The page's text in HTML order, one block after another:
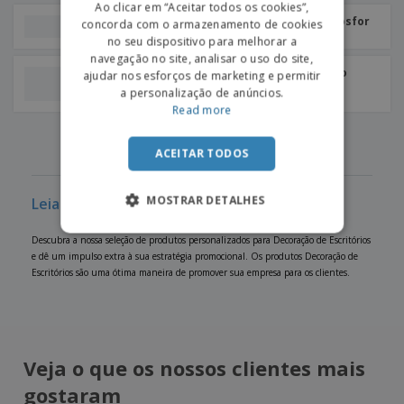
Lápis Ponteiro Eterno Gosfor
Lápis Eterno Multifunção
Teluk
1 2 3 4 5
Leia mais sobre Decoração de Escritórios
Descubra a nossa seleção de produtos personalizados para Decoração de Escritórios
e dê um impulso extra à sua estratégia promocional. Os produtos Decoração de
Escritórios são uma ótima maneira de promover sua empresa para os clientes.
Veja o que os nossos clientes mais
gostaram
SPANISH
Ao clicar em “Aceitar todos os cookies”,
concorda com o armazenamento de cookies
no seu dispositivo para melhorar a
navegação no site, analisar o uso do site,
ajudar nos esforços de marketing e permitir
a personalização de anúncios.
Read more
ACEITAR TODOS
MOSTRAR DETALHES